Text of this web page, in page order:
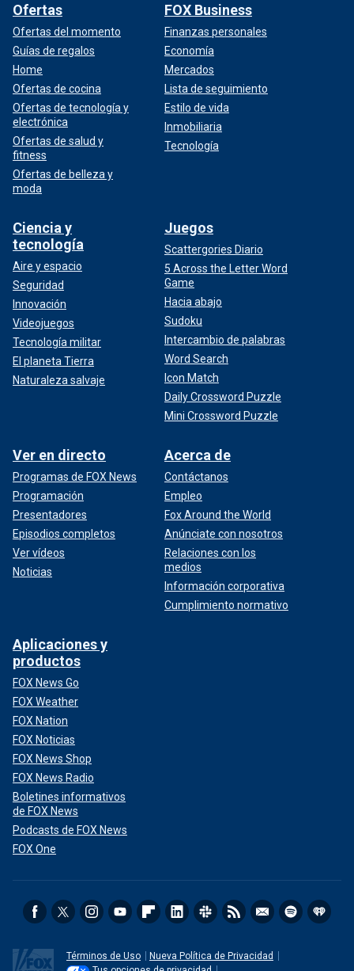
Ofertas
Ofertas del momento
Guías de regalos
Home
Ofertas de cocina
Ofertas de tecnología y
electrónica
Ofertas de salud y
fitness
Ofertas de belleza y
moda
FOX Business
Finanzas personales
Economía
Mercados
Lista de seguimiento
Estilo de vida
Inmobiliaria
Tecnología
Ciencia y
tecnología
Aire y espacio
Seguridad
Innovación
Videojuegos
Tecnología militar
El planeta Tierra
Naturaleza salvaje
Juegos
Scattergories Diario
5 Across the Letter Word
Game
Hacia abajo
Sudoku
Intercambio de palabras
Word Search
Icon Match
Daily Crossword Puzzle
Mini Crossword Puzzle
Ver en directo
Programas de FOX News
Programación
Presentadores
Episodios completos
Ver vídeos
Noticias
Acerca de
Contáctanos
Empleo
Fox Around the World
Anúnciate con nosotros
Relaciones con los
medios
Información corporativa
Cumplimiento normativo
Aplicaciones y
productos
FOX News Go
FOX Weather
FOX Nation
FOX Noticias
FOX News Shop
FOX News Radio
Boletines informativos
de FOX News
Podcasts de FOX News
FOX One
Términos de Uso
Nueva Política de Privacidad